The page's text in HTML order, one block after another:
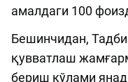
амалдаги 100
Бешинчидан,
қувватлаш
бериш кўлами